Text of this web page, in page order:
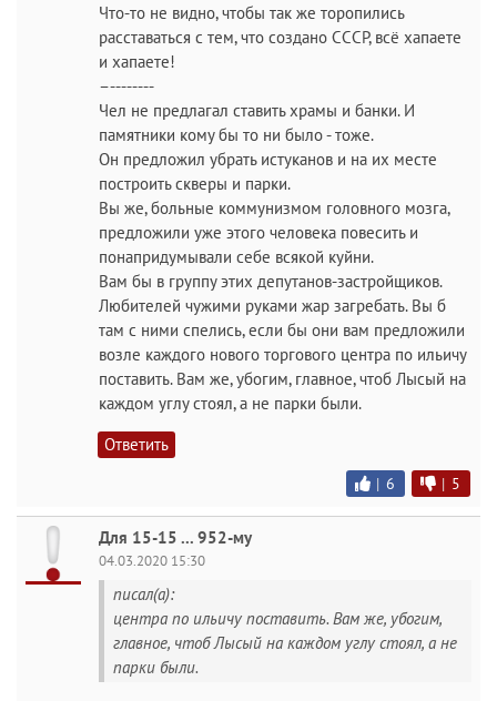
Что-то не видно, чтобы так же торопились
расставаться с тем, что создано СССР, всё хапаете
и хапаете!
–--------
Чел не предлагал ставить храмы и банки. И
памятники кому бы то ни было - тоже.
Он предложил убрать истуканов и на их месте
построить скверы и парки.
Вы же, больные коммунизмом головного мозга,
предложили уже этого человека повесить и
понапридумывали себе всякой куйни.
Вам бы в группу этих депутанов-застройщиков.
Любителей чужими руками жар загребать. Вы б
там с ними спелись, если бы они вам предложили
возле каждого нового торгового центра по ильичу
поставить. Вам же, убогим, главное, чтоб Лысый на
каждом углу стоял, а не парки были.
Ответить
| 6 | 5
Для 15-15 ... 952-му
04.03.2020 15:30
писал(а):
центра по ильичу поставить. Вам же, убогим,
главное, чтоб Лысый на каждом углу стоял, а не
парки были.